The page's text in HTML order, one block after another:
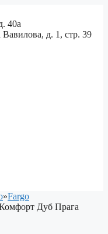
40а
д. 1, стр. 39
»Fargo
Дуб Прага